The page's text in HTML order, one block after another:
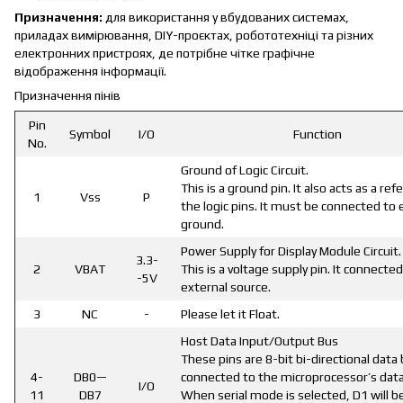
Призначення: для використання у вбудованих системах,
приладах вимірювання, DIY-проєктах, робототехніці та різних
електронних пристроях, де потрібне чітке графічне
відображення інформації.
Призначення пінів
Pin
No.
Symbol I/O Function
1 Vss P
Ground of Logic Circuit.
This is a ground pin. It also acts as a
the logic pins. It must be connected to
ground.
2 VBAT
3.3-
-5V
Power Supply for Display Module Circuit.
This is a voltage supply pin. It
external source.
3
NC - Please let it Float.
4-
11
DB0—
DB7
I/O
Host Data Input/Output Bus
These pins are 8-bit bi-directional data
connected to the microprocessor’s
When serial mode is selected, D1 will